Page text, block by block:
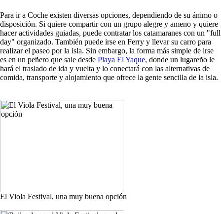
Para ir a Coche existen diversas opciones, dependiendo de su ánimo o
disposición. Si quiere compartir con un grupo alegre y ameno y quiere
hacer actividades guiadas, puede contratar los catamaranes con un "full
day" organizado. También puede irse en Ferry y llevar su carro para
realizar el paseo por la isla. Sin embargo, la forma más simple de irse
es en un peñero que sale desde Playa El Yaque, donde un lugareño le
hará el traslado de ida y vuelta y lo conectará con las alternativas de
comida, transporte y alojamiento que ofrece la gente sencilla de la isla.
El Viola Festival, una muy buena opción